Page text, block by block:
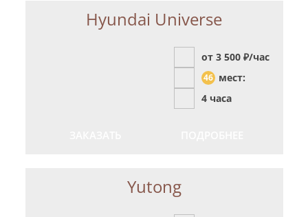
Hyundai Universe
от 3 500 ₽/час
46 мест:
4 часа
Yutong